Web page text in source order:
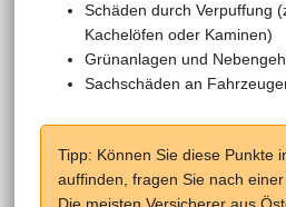
Schäden durch Verpuffung
Kachelöfen oder Kaminen)
Grünanlagen und
Sachschäden an
Tipp: Können Sie diese Punkte
auffinden, fragen Sie nach